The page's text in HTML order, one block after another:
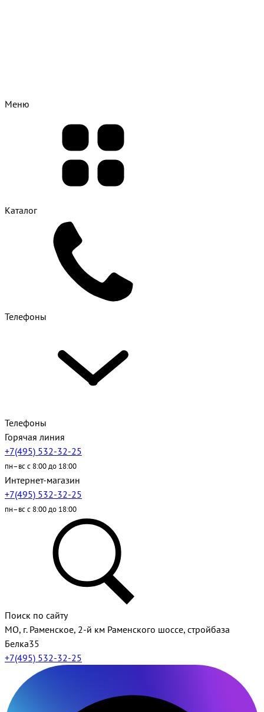
Меню
Каталог
Телефоны
Телефоны
Горячая линия
+7(495) 532-32-25
пн–вс с 8:00 до 18:00
Интернет-магазин
+7(495) 532-32-25
пн–вс с 8:00 до 18:00
Поиск по сайту
МО, г. Раменское, 2-й км Раменского шоссе, стройбаза
Белка35
+7(495) 532-32-25